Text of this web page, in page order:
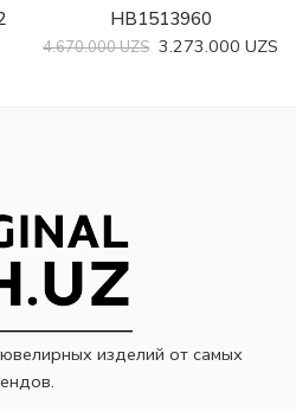
HB1513960
4.670.000UZS 3.273.000 UZS
изделий от самых